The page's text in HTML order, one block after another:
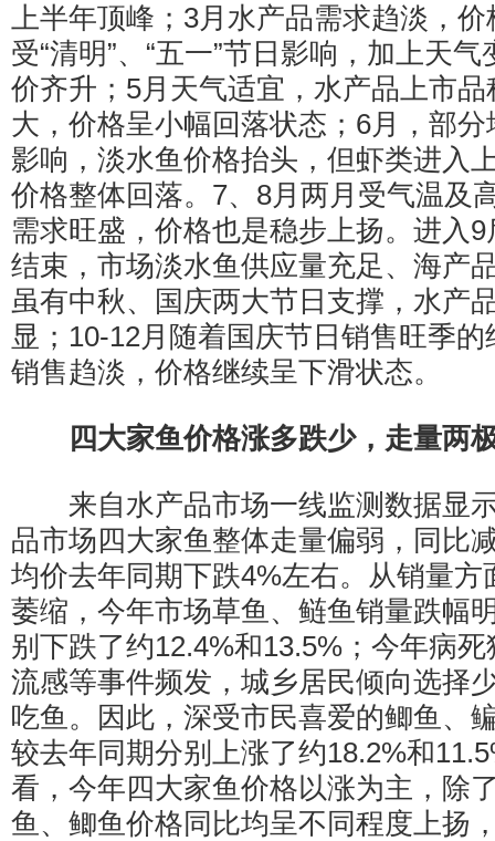
上半年顶峰；3月水产品需求趋淡，
受“清明”、“五一”节日影响，加上天
价齐升；5月天气适宜，水产品上市
大，价格呈小幅回落状态；6月，部
影响，淡水鱼价格抬头，但虾类进入
价格整体回落。7、8月两月受气温及
需求旺盛，价格也是稳步上扬。进入
结束，市场淡水鱼供应量充足、海产
虽有中秋、国庆两大节日支撑，水产
显；10-12月随着国庆节日销售旺季
销售趋淡，价格继续呈下滑状态。
四大家鱼价格涨多跌少，走量两
来自水产品市场一线监测数据显
品市场四大家鱼整体走量偏弱，同比
均价去年同期下跌4%左右。从销量方
萎缩，今年市场草鱼、鲢鱼销量跌幅
别下跌了约12.4%和13.5%；今年病
流感等事件频发，城乡居民倾向选择
吃鱼。因此，深受市民喜爱的鲫鱼、
较去年同期分别上涨了约18.2%和
看，今年四大家鱼价格以涨为主，除
鱼、鲫鱼价格同比均呈不同程度上扬